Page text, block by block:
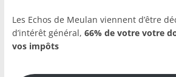
Les Echos de Meulan viennent d’être
d’intérêt général, 66% de votre votre
vos impôts